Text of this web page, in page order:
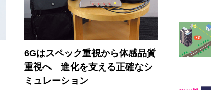
6Gはスペック重視から体感品質
重視へ 進化を支える正確なシ
ミュレーション